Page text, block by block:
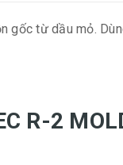
gốc từ dầu mỏ.
R-2